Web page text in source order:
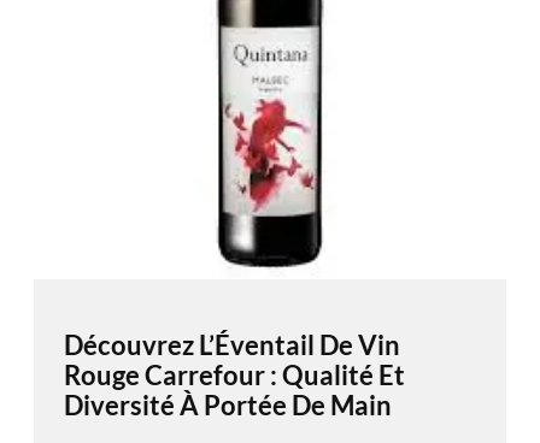
Découvrez L’Éventail De Vin
Rouge Carrefour : Qualité Et
Diversité À Portée De Main